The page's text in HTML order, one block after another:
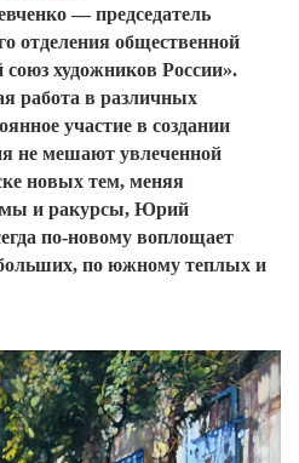
— председатель
отделения общественной
художников России».
работа в различных
участие в создании
не мешают увлеченной
новых тем, меняя
и ракурсы, Юрий
по‑новому воплощает
по южному теплых и